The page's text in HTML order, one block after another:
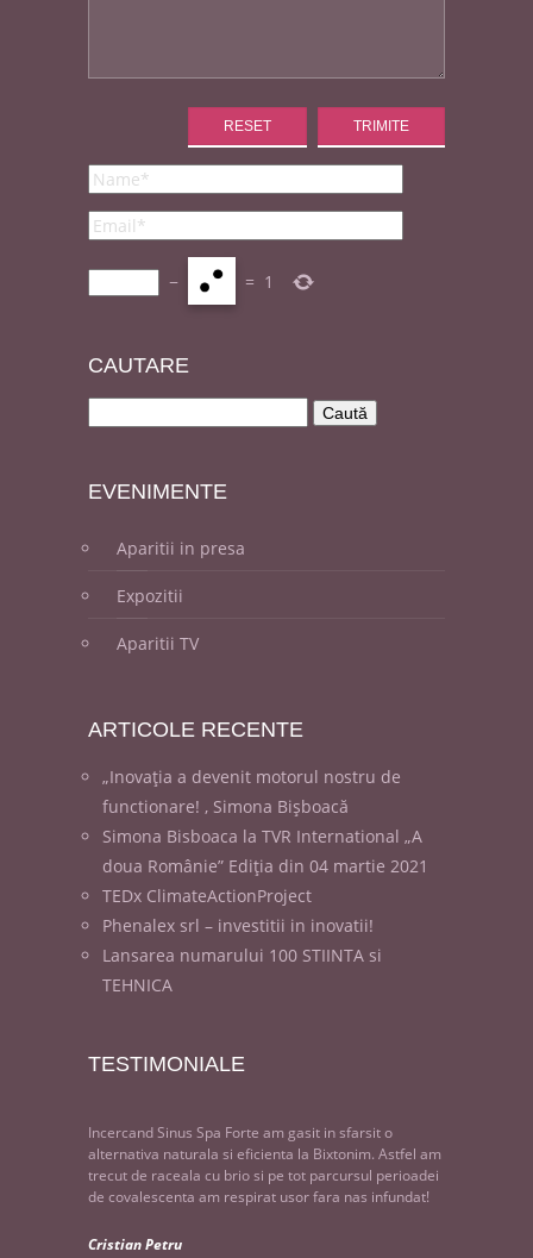
− = 1
CAUTARE
EVENIMENTE
Aparitii in presa
Expozitii
Aparitii TV
ARTICOLE RECENTE
„Inovația a devenit motorul nostru de
functionare! , Simona Bișboacă
Simona Bisboaca la TVR International „A
doua Românie” Ediția din 04 martie 2021
TEDx ClimateActionProject
Phenalex srl – investitii in inovatii!
Lansarea numarului 100 STIINTA si
TEHNICA
TESTIMONIALE
Incercand Sinus Spa Forte am gasit in sfarsit o
alternativa naturala si eficienta la Bixtonim. Astfel am
trecut de raceala cu brio si pe tot parcursul perioadei
de covalescenta am respirat usor fara nas infundat!
Cristian Petru